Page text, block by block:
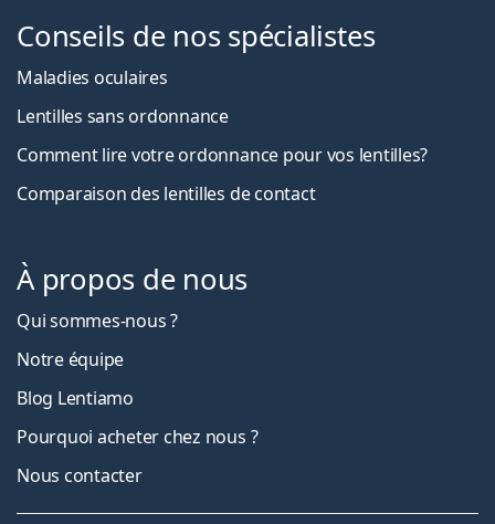
Conseils de nos spécialistes
Maladies oculaires
Lentilles sans ordonnance
Comment lire votre ordonnance pour vos lentilles?
Comparaison des lentilles de contact
À propos de nous
Qui sommes-nous ?
Notre équipe
Blog Lentiamo
Pourquoi acheter chez nous ?
Nous contacter